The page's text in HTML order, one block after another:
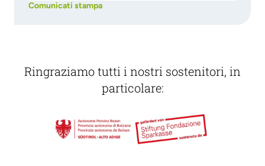
Comunicati stampa
Ringraziamo tutti i nostri sostenitori, in
particolare: